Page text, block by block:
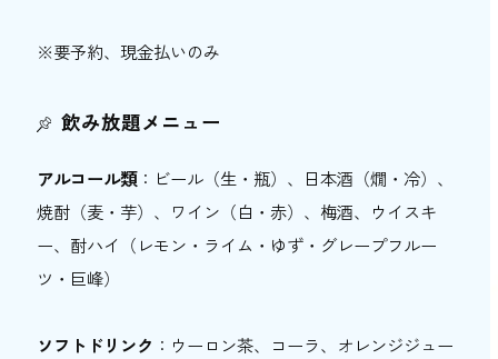
※要予約、現金払いのみ
飲み放題メニュー
アルコール類：ビール（生・瓶）、日本酒（燗・冷）、
焼酎（麦・芋）、ワイン（白・赤）、梅酒、ウイスキ
ー、酎ハイ（レモン・ライム・ゆず・グレープフルー
ツ・巨峰）
ソフトドリンク ：ウーロン茶、コーラ、オレンジジュー